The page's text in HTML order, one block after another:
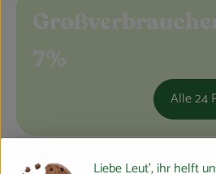
Feierlichkeiten & Geschenke
Über uns
7%
Alle 24
Liebe Leut', ihr helft